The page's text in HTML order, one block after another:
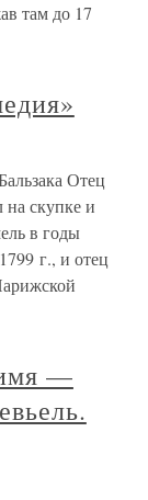
там до 17
Отец
на скупке и
в годы
г., и отец
—